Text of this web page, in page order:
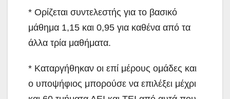
* Ορίζεται συντελεστής για το βασικό
μάθημα 1,15 και 0,95 για καθένα από τα
άλλα τρία μαθήματα.
* Καταργήθηκαν οι επί μέρους ομάδες και
ο υποψήφιος μπορούσε να επιλέξει μέχρι